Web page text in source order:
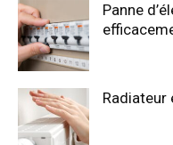
Panne
Radiateur